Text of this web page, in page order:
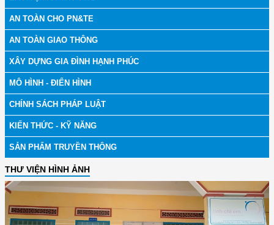
AN TOÀN CHO PN&TE
AN TOÀN GIAO THÔNG
XÂY DỰNG GIA ĐÌNH HẠNH PHÚC
MÔ HÌNH - ĐIỂN HÌNH
CHÍNH SÁCH PHÁP LUẬT
KIẾN THỨC - KỸ NĂNG
SẢN PHẨM TRUYỀN THÔNG
THƯ VIỆN HÌNH ẢNH